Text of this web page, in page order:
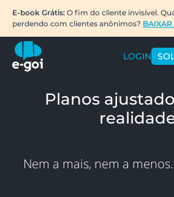
E-book Grátis: O fim do cliente invisível.
perdendo com clientes anônimos? BAIXAR
LOGIN
Planos
Nem a mais, nem a